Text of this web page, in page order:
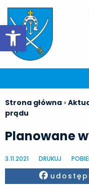
Otwórz pasek narzędzi
Strona główna >
prądu
Planowane
3.11.2021 DRUKUJ